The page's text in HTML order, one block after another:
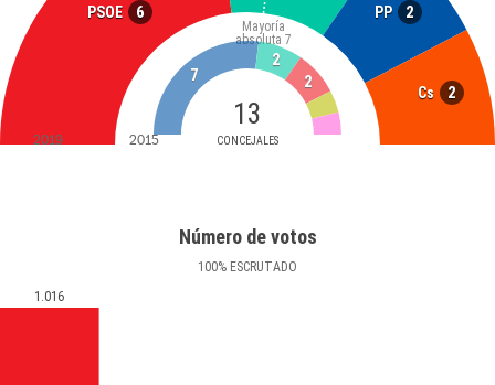
PSOE 6 PP 2
Cs 2
13
CONCEJALES
Mayoría
absoluta 7
7
2
2
2019 2015
Número de votos
100% ESCRUTADO
1.016